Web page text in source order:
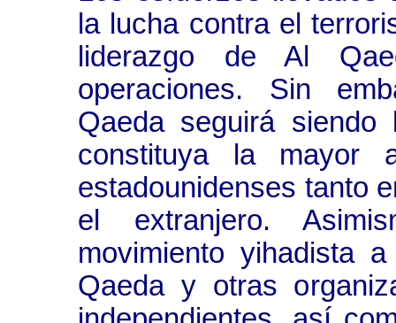
la lucha contra el
liderazgo de Al
operaciones. Sin
Qaeda seguirá siendo
constituya la mayor
estadounidenses tanto
el extranjero.
movimiento yihadista
Qaeda y otras